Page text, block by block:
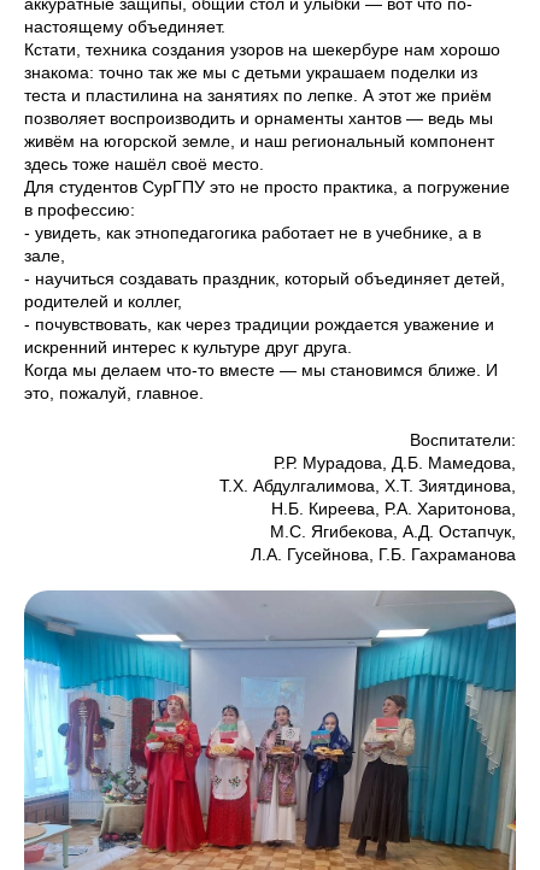
настоящему объединяет.
Кстати, техника создания узоров на шекербуре нам хорошо
знакома: точно так же мы с детьми украшаем поделки из
теста и пластилина на занятиях по лепке. А этот же приём
позволяет воспроизводить и орнаменты хантов — ведь мы
живём на югорской земле, и наш региональный компонент
здесь тоже нашёл своё место.
Для студентов СурГПУ это не просто практика, а погружение
в профессию:
- увидеть, как этнопедагогика работает не в учебнике, а в
зале,
- научиться создавать праздник, который объединяет детей,
родителей и коллег,
- почувствовать, как через традиции рождается уважение и
искренний интерес к культуре друг друга.
Когда мы делаем что-то вместе — мы становимся ближе. И
это, пожалуй, главное.
Воспитатели:
Р.Р. Мурадова, Д.Б. Мамедова,
Т.Х. Абдулгалимова, Х.Т. Зиятдинова,
Н.Б. Киреева, Р.А. Харитонова,
М.С. Ягибекова, А.Д. Остапчук,
Л.А. Гусейнова, Г.Б. Гахраманова